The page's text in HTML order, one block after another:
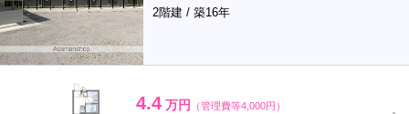
2階建 / 築16年
4.4 万円 （管理費等4,000円）